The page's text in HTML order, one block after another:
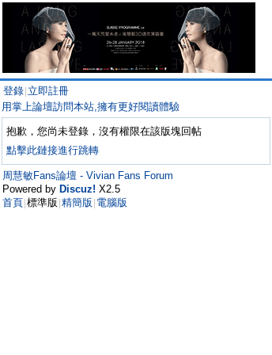
登錄 立即註冊
用掌上論壇訪問本站,擁有更好閱讀體驗
抱歉，您尚未登錄，沒有權限在該版塊回帖
點擊此鏈接進行跳轉
周慧敏Fans論壇 - Vivian Fans Forum
Powered by Discuz! X2.5
首頁 標準版 精簡版 電腦版